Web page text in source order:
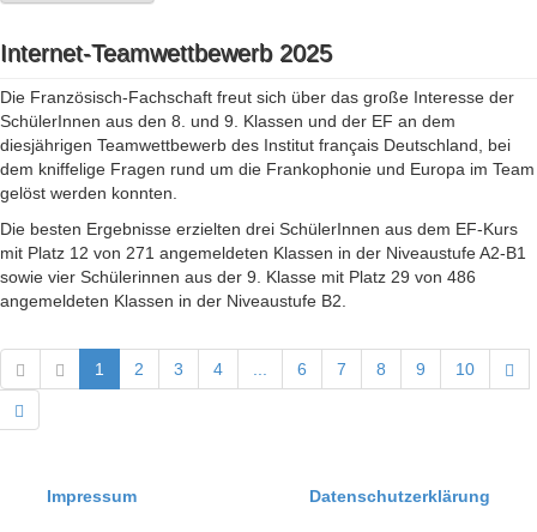
Internet-Teamwettbewerb 2025
Die Französisch-Fachschaft freut sich über das große Interesse der
SchülerInnen aus den 8. und 9. Klassen und der EF an dem
diesjährigen Teamwettbewerb des Institut français Deutschland, bei
dem kniffelige Fragen rund um die Frankophonie und Europa im Team
gelöst werden konnten.
Die besten Ergebnisse erzielten drei SchülerInnen aus dem EF-Kurs
mit Platz 12 von 271 angemeldeten Klassen in der Niveaustufe A2-B1
sowie vier Schülerinnen aus der 9. Klasse mit Platz 29 von 486
angemeldeten Klassen in der Niveaustufe B2.
1 2 3 4 6 7 8 9 10
Impressum Datenschutzerklärung